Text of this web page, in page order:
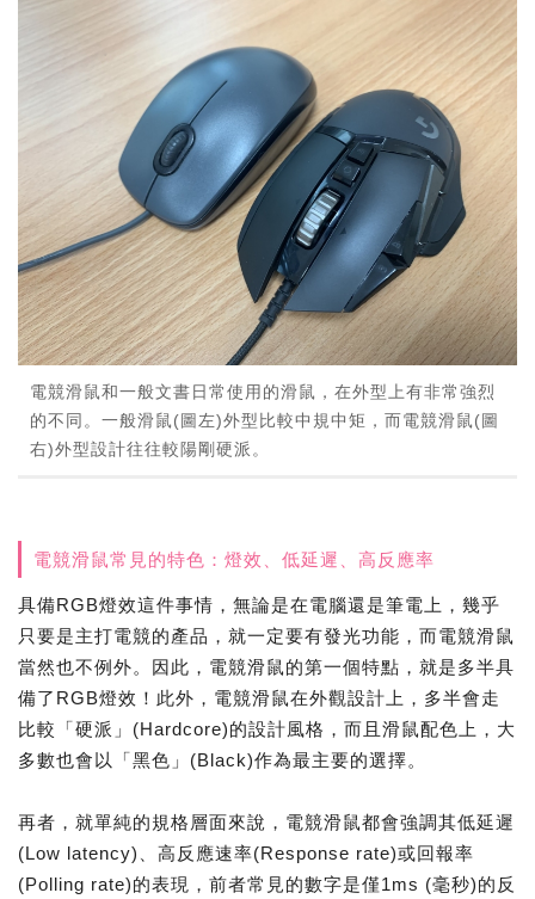
電競滑鼠和一般文書日常使用的滑鼠，在外型上有非常強烈
的不同。一般滑鼠(圖左)外型比較中規中矩，而電競滑鼠(圖
右)外型設計往往較陽剛硬派。
電競滑鼠常見的特色：燈效、低延遲、高反應率
具備RGB燈效這件事情，無論是在電腦還是筆電上，幾乎
只要是主打電競的產品，就一定要有發光功能，而電競滑鼠
當然也不例外。因此，電競滑鼠的第一個特點，就是多半具
備了RGB燈效！此外，電競滑鼠在外觀設計上，多半會走
比較「硬派」(Hardcore)的設計風格，而且滑鼠配色上，大
多數也會以「黑色」(Black)作為最主要的選擇。
再者，就單純的規格層面來說，電競滑鼠都會強調其低延遲
(Low latency)、高反應速率(Response rate)或回報率
(Polling rate)的表現，前者常見的數字是僅1ms (毫秒)的反